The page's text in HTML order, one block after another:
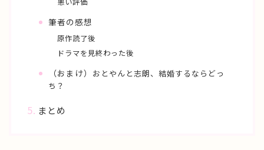
筆者の感想
原作読了後
ドラマを見終わった後
（おまけ） おとやんと志朗、結婚するならどっ
ち？
まとめ